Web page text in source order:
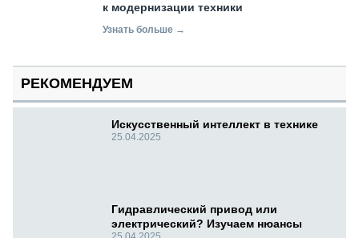
к модернизации техники
Узнать больше →
РЕКОМЕНДУЕМ
Искусственный интеллект в технике
25.04.2025
Гидравлический привод или
электрический? Изучаем нюансы